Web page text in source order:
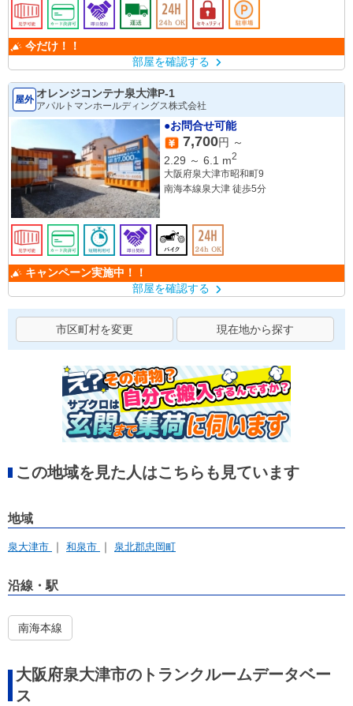
今だけ！！
部屋を確認する
屋外 オレンジコンテナ泉大津P-1
アパルトマンホールディングス株式会社
●お問合せ可能
7,700円 ～
2.29 ～ 6.1 m2
大阪府泉大津市昭和町9
南海本線泉大津 徒歩5分
キャンペーン実施中！！
部屋を確認する
市区町村を変更 現在地から探す
この地域を見た人はこちらも見ています
地域
泉大津市 和泉市 泉北郡忠岡町
沿線・駅
南海本線
大阪府泉大津市のトランクルームデータベー
ス